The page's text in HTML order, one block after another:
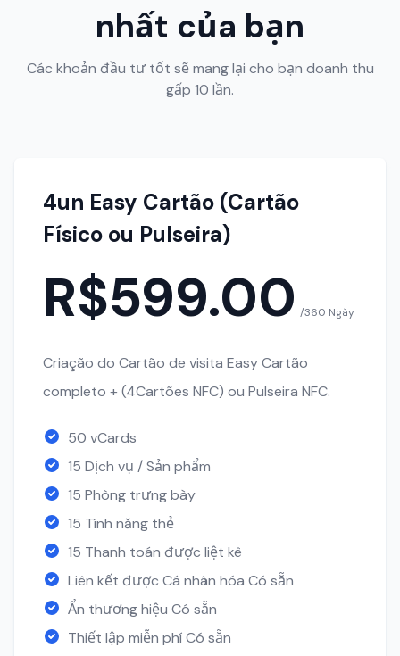
nhất của bạn
Các khoản đầu tư tốt sẽ mang lại cho bạn doanh thu
gấp 10 lần.
4un Easy Cartão (Cartão
Físico ou Pulseira)
R$599.00 /360 Ngày
Criação do Cartão de visita Easy Cartão
completo + (4Cartões NFC) ou Pulseira NFC.
50 vCards
15 Dịch vụ / Sản phẩm
15 Phòng trưng bày
15 Tính năng thẻ
15 Thanh toán được liệt kê
Liên kết được Cá nhân hóa Có sẵn
Ẩn thương hiệu Có sẵn
Thiết lập miễn phí Có sẵn